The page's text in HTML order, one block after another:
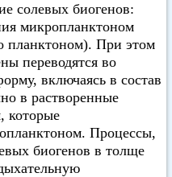
солевых биогенов:
микропланктоном
планктоном). При этом
переводятся во
включаясь в состав
в растворенные
которые
Процессы,
биогенов в толще